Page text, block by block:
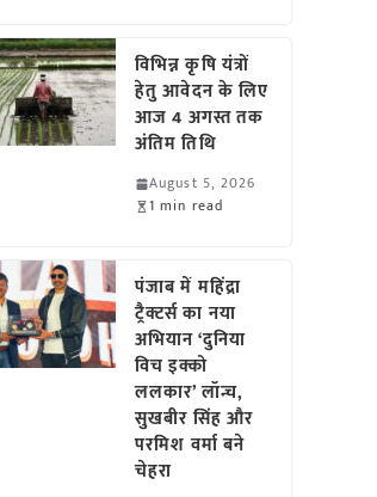
विभिन्न कृषि यंत्रों
हेतु आवेदन के लिए
आज 4 अगस्त तक
अंतिम तिथि
August 5, 2026
1 min read
पंजाब में महिंद्रा
ट्रैक्टर्स का नया
अभियान ‘दुनिया
विच इक्को
ललकार’ लॉन्च,
सुखबीर सिंह और
परमिश वर्मा बने
चेहरा